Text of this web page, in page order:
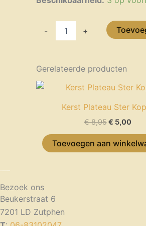
- +
Gerelateerde producten
Kerst Plateau Ster
€8,95
was:
€ 8,95.
€ 5,00
prijs
is:
€
Toevoegen aan
Bezoek ons
Beukerstraat 6
7201 LD Zutphen